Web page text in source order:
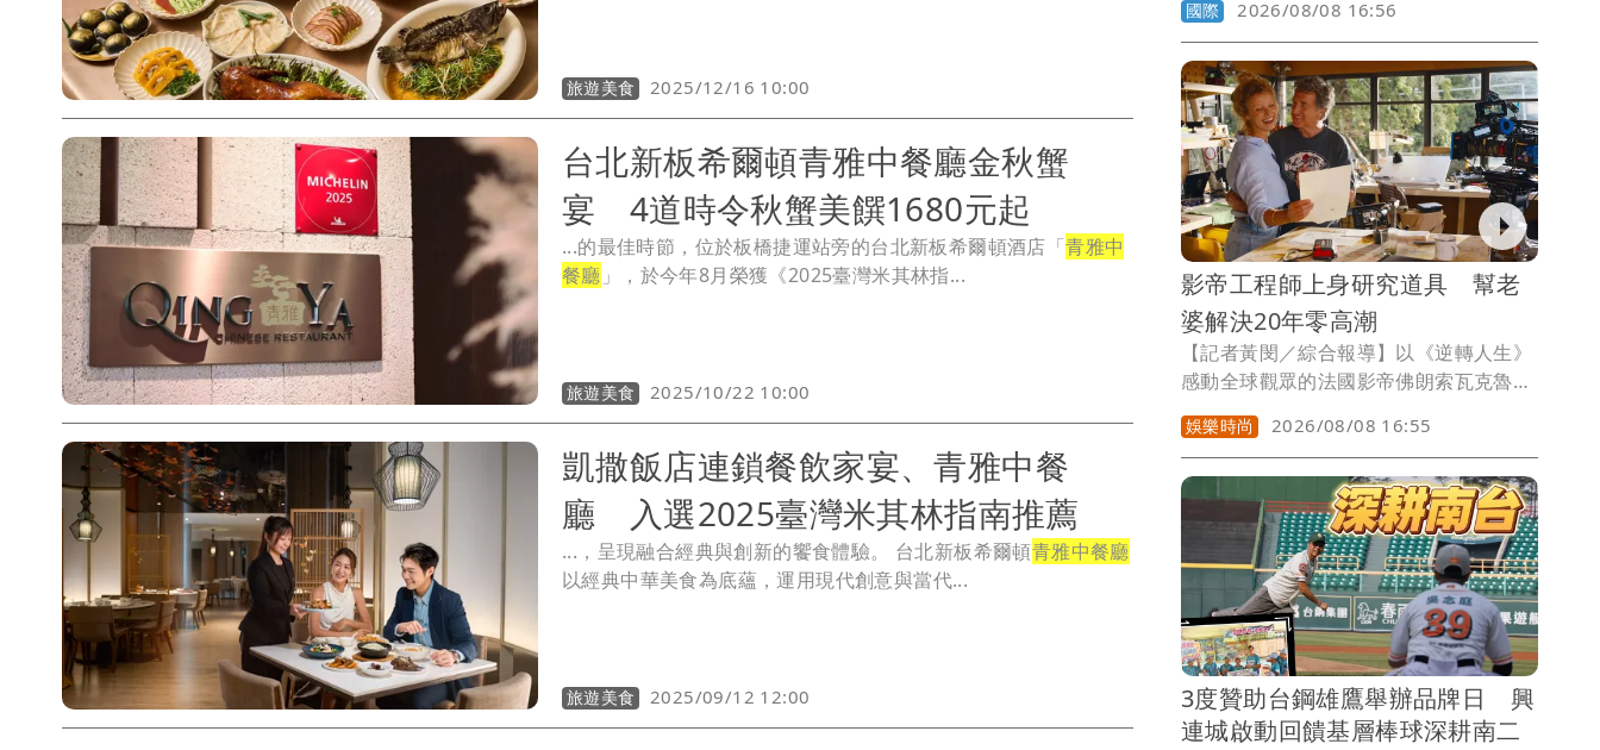
旅遊美食 2025/12/16 10:00
台北新板希爾頓青雅中餐廳金秋蟹
宴 4道時令秋蟹美饌1680元起
...的最佳時節，位於板橋捷運站旁的台北新板希爾頓酒店「青雅中
餐廳 」，於今年8月榮獲《2025臺灣米其林指...
旅遊美食 2025/10/22 10:00
凱撒飯店連鎖餐飲家宴、青雅中餐
廳 入選2025臺灣米其林指南推薦
...，呈現融合經典與創新的饗食體驗。 台北新板希爾頓青雅中餐廳
以經典中華美食為底蘊，運用現代創意與當代...
旅遊美食 2025/09/12 12:00
登陸，浙江沿海隨著颱風接近已經開始出
現大浪，卻有一家4口不聽勸阻仍到海邊
觀浪，結果一個大浪打上堤防，4口家只
剩3口人還在堤防上，9歲兒子被捲入海裡
消失無蹤。
國際 2026/08/08 16:56
影帝工程師上身研究道具 幫老
婆解決20年零高潮
【記者黃閔／綜合報導】以《逆轉人生》
感動全球觀眾的法國影帝佛朗索瓦克魯
塞，在他最新電影《今晚我想來點棒的》
中形象大逆轉，變成一位瘋狂工程師想要
幫老婆解決她20年來無法達到性高潮的問
題，堪稱他從影以來最「害羞」的角色！
佛朗索瓦說他一接到劇本就決定要演出這
個角色，但是他必須要一本正經幾乎面無
表情的大聊女性器官，他也說道：「這真
的是很大的挑戰！」
娛樂時尚 2026/08/08 16:55
3度贊助台鋼雄鷹舉辦品牌日 興
連城啟動回饋基層棒球深耕南二